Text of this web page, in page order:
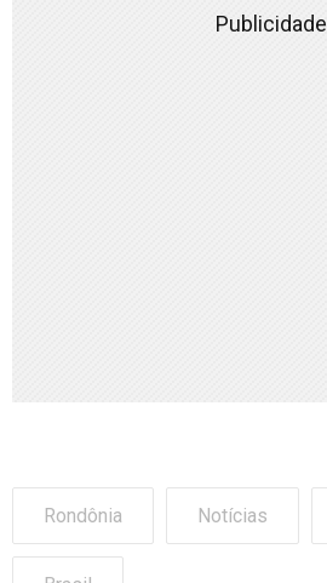
Publicidade
Rondônia Notícias